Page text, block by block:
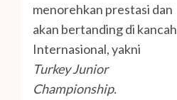
menorehkan prestasi dan
akan bertanding di kancah
Internasional, yakni
Turkey Junior
Championship.